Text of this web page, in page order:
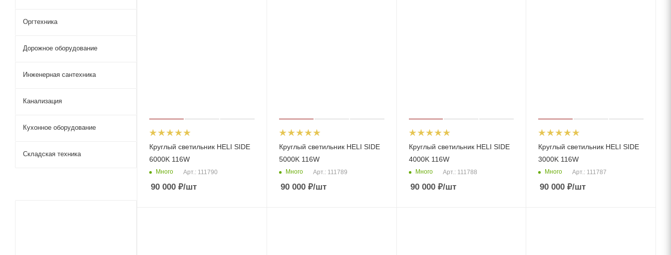
Круглый светильник HELI SIDE
6000K 116W
Много Арт.: 111790
90 000 ₽/шт
Круглый светильник HELI SIDE
5000K 116W
Много Арт.: 111789
90 000₽/шт
Круглый светильник HELI SIDE
4000K 116W
Много Арт.: 111788
90 000₽/шт
Круглый светильник HELI SIDE
3000K 116W
Много Арт.: 111787
90 000 ₽/шт
Оргтехника
Дорожное оборудование
Инженерная сантехника
Канализация
Кухонное оборудование
Складская техника